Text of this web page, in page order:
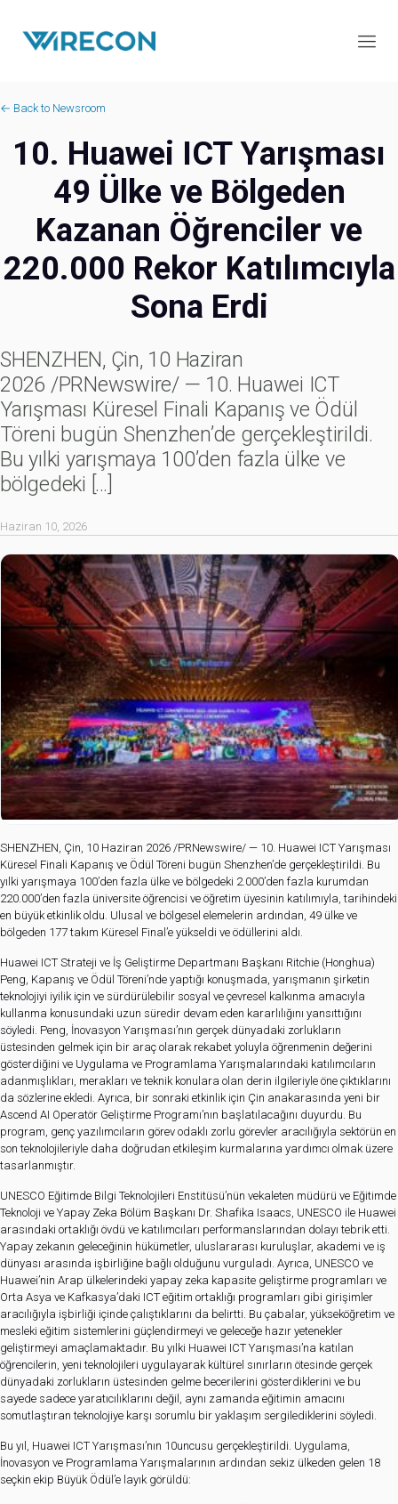
← Back to Newsroom
10. Huawei ICT Yarışması
49 Ülke ve Bölgeden
Kazanan Öğrenciler ve
220.000 Rekor Katılımcıyla
Sona Erdi
SHENZHEN, Çin, 10 Haziran
2026 /PRNewswire/ — 10. Huawei ICT
Yarışması Küresel Finali Kapanış ve Ödül
Töreni bugün Shenzhen’de gerçekleştirildi.
Bu yılki yarışmaya 100’den fazla ülke ve
bölgedeki […]
Haziran 10, 2026
SHENZHEN, Çin, 10 Haziran 2026 /PRNewswire/ — 10. Huawei ICT Yarışması
Küresel Finali Kapanış ve Ödül Töreni bugün Shenzhen’de gerçekleştirildi. Bu
yılki yarışmaya 100’den fazla ülke ve bölgedeki 2.000’den fazla kurumdan
220.000’den fazla üniversite öğrencisi ve öğretim üyesinin katılımıyla, tarihindeki
en büyük etkinlik oldu. Ulusal ve bölgesel elemelerin ardından, 49 ülke ve
bölgeden 177 takım Küresel Final’e yükseldi ve ödüllerini aldı.
Huawei ICT Strateji ve İş Geliştirme Departmanı Başkanı Ritchie (Honghua)
Peng, Kapanış ve Ödül Töreni’nde yaptığı konuşmada, yarışmanın şirketin
teknolojiyi iyilik için ve sürdürülebilir sosyal ve çevresel kalkınma amacıyla
kullanma konusundaki uzun süredir devam eden kararlılığını yansıttığını
söyledi. Peng, İnovasyon Yarışması’nın gerçek dünyadaki zorlukların
üstesinden gelmek için bir araç olarak rekabet yoluyla öğrenmenin değerini
gösterdiğini ve Uygulama ve Programlama Yarışmalarındaki katılımcıların
adanmışlıkları, merakları ve teknik konulara olan derin ilgileriyle öne çıktıklarını
da sözlerine ekledi. Ayrıca, bir sonraki etkinlik için Çin anakarasında yeni bir
Ascend AI Operatör Geliştirme Programı’nın başlatılacağını duyurdu. Bu
program, genç yazılımcıların görev odaklı zorlu görevler aracılığıyla sektörün en
son teknolojileriyle daha doğrudan etkileşim kurmalarına yardımcı olmak üzere
tasarlanmıştır.
UNESCO Eğitimde Bilgi Teknolojileri Enstitüsü’nün vekaleten müdürü ve Eğitimde
Teknoloji ve Yapay Zeka Bölüm Başkanı Dr. Shafika Isaacs, UNESCO ile Huawei
arasındaki ortaklığı övdü ve katılımcıları performanslarından dolayı tebrik etti.
Yapay zekanın geleceğinin hükümetler, uluslararası kuruluşlar, akademi ve iş
dünyası arasında işbirliğine bağlı olduğunu vurguladı. Ayrıca, UNESCO ve
Huawei’nin Arap ülkelerindeki yapay zeka kapasite geliştirme programları ve
Orta Asya ve Kafkasya’daki ICT eğitim ortaklığı programları gibi girişimler
aracılığıyla işbirliği içinde çalıştıklarını da belirtti. Bu çabalar, yükseköğretim ve
mesleki eğitim sistemlerini güçlendirmeyi ve geleceğe hazır yetenekler
geliştirmeyi amaçlamaktadır. Bu yılki Huawei ICT Yarışması’na katılan
öğrencilerin, yeni teknolojileri uygulayarak kültürel sınırların ötesinde gerçek
dünyadaki zorlukların üstesinden gelme becerilerini gösterdiklerini ve bu
sayede sadece yaratıcılıklarını değil, aynı zamanda eğitimin amacını
somutlaştıran teknolojiye karşı sorumlu bir yaklaşım sergilediklerini söyledi.
Bu yıl, Huawei ICT Yarışması’nın 10uncusu gerçekleştirildi. Uygulama,
İnovasyon ve Programlama Yarışmalarının ardından sekiz ülkeden gelen 18
seçkin ekip Büyük Ödül’e layık görüldü: